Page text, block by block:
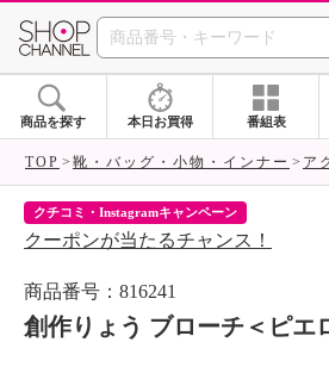
SHOP
商品を探す 本日お買得 番組表
TOP 靴・バッグ・小物・インナー ア
クチコミ・Instagramキャンペーン
クーポンが当たるチャンス！
商品番号：816241
創作りょう ブローチ＜ピエ